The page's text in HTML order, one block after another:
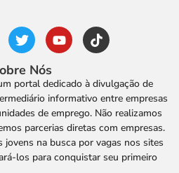
Nós
portal dedicado à divulgação de
informativo entre empresas
de emprego. Não realizamos
parcerias diretas com empresas.
na busca por vagas nos sites
los para conquistar seu primeiro